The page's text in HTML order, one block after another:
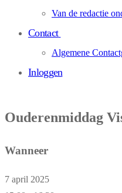
Van de redactie
Contact
Algemene
Inloggen
Ouderenmiddag
Wanneer
7 april 2025